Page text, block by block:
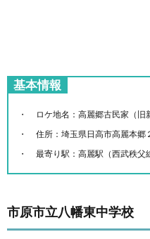
基本情報
ロケ地名：高麗郷古民家（旧
住所：埼玉県日高市高麗本郷
最寄り駅：高麗駅（西武秩父
市原市立八幡東中学校